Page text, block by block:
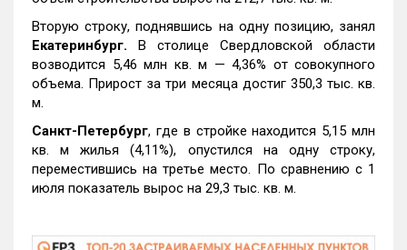
Вторую строку, поднявшись на одну позицию, занял
Екатеринбург. В столице Свердловской области
возводится 5,46 млн кв. м — 4,36% от совокупного
объема. Прирост за три месяца достиг 350,3 тыс. кв.
м.
Санкт-Петербург, где в стройке находится 5,15 млн
кв. м жилья (4,11%), опустился на одну строку,
переместившись на третье место. По сравнению с 1
июля показатель вырос на 29,3 тыс. кв. м.